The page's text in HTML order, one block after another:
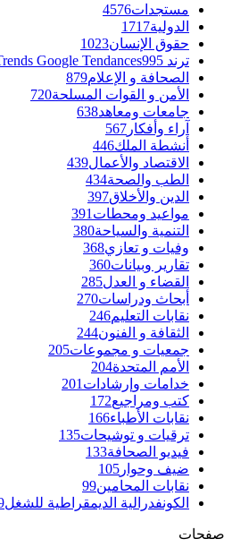
مستجدات4576
الدولية1717
حقوق الإنسان1023
ترند Trends Google Tendances 995
الصحافة و الإعلام879
الأمن و القوات المسلحة720
جامعات ومعاهد638
آراء وأفكار 567
أنشطة الملك446
الاقتصاد والأعمال439
الطب والصحة434
الدين والأخلاق397
مواعيد ومحطات 391
التنمية والسياحة380
وفيات و تعازي368
تقارير وبيانات360
القضاء و العدل285
أبحاث ودراسات270
نقابات التعليم246
الثقافة و الفنون244
جمعيات و مجموعات205
الأمم المتحدة204
خدامات وإرشادات 201
كتب ومراجيع172
نقابات الأطباء166
ترقيات و توشيحات135
فيديو الصحافة133
ضيف وحوار 105
نقابات المحامين99
الكونفدرالية الديمقراطية للشغل
صفحات